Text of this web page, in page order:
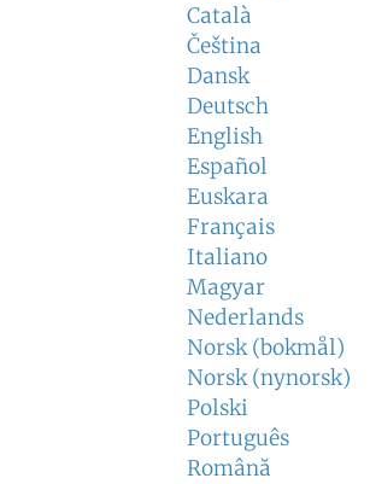
Català
Čeština
Dansk
Deutsch
English
Español
Euskara
Français
Italiano
Magyar
Nederlands
Norsk (bokmål)
Norsk (nynorsk)
Polski
Português
Română